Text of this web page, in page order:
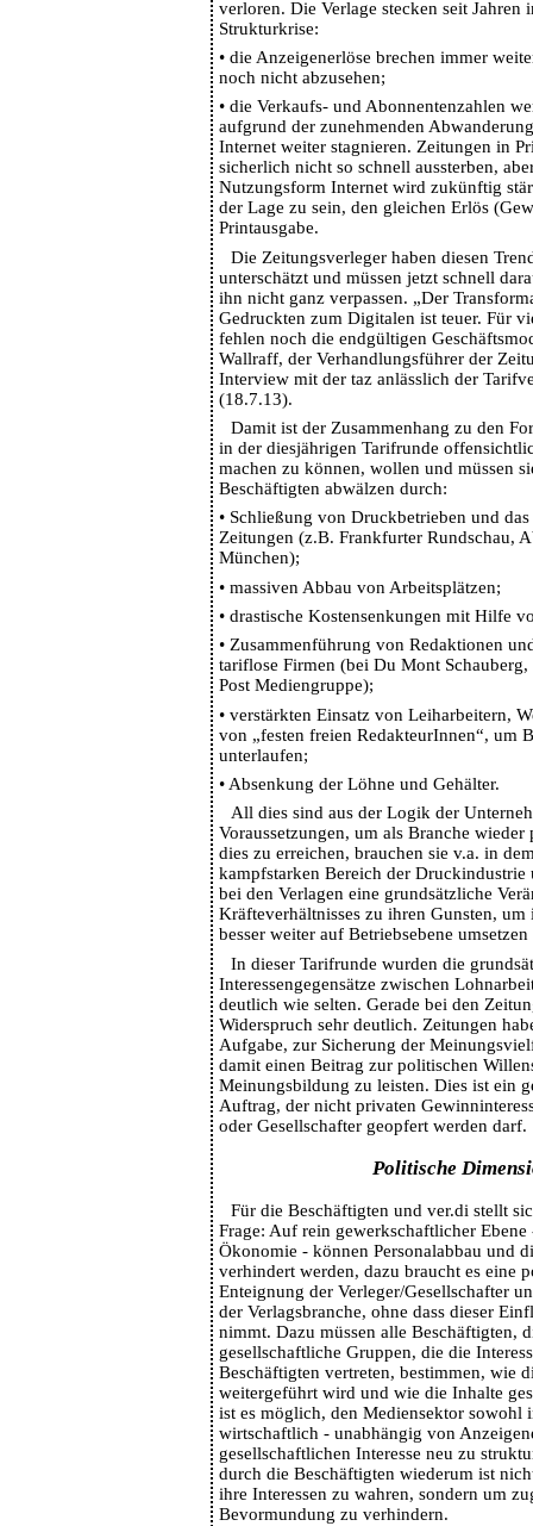
verloren. Die Verlage stecken seit Jahren
Strukturkrise:
• die Anzeigenerlöse brechen immer
noch nicht abzusehen;
• die Verkaufs- und Abonnentenzahlen
aufgrund der zunehmenden
Internet weiter stagnieren. Zeitungen in
sicherlich nicht so schnell aussterben,
Nutzungsform Internet wird zukünftig
der Lage zu sein, den gleichen Erlös
Printausgabe.
Die Zeitungsverleger haben diesen
unterschätzt und müssen jetzt schnell
ihn nicht ganz verpassen. „Der
Gedruckten zum Digitalen ist teuer. Für
fehlen noch die endgültigen
Wallraff, der Verhandlungsführer der
Interview mit der taz anlässlich der
(18.7.13).
Damit ist der Zusammenhang zu den
in der diesjährigen Tarifrunde
machen zu können, wollen und müssen
Beschäftigten abwälzen durch:
• Schließung von Druckbetrieben und
Zeitungen (z.B. Frankfurter Rundschau,
München);
• massiven Abbau von Arbeitsplätzen;
• drastische Kostensenkungen mit Hilfe
• Zusammenführung von Redaktionen
tariflose Firmen (bei Du Mont
Post Mediengruppe);
• verstärkten Einsatz von Leiharbeitern,
von „festen freien RedakteurInnen“, um
unterlaufen;
• Absenkung der Löhne und Gehälter.
All dies sind aus der Logik der
Voraussetzungen, um als Branche
dies zu erreichen, brauchen sie v.a. in
kampfstarken Bereich der
bei den Verlagen eine grundsätzliche
Kräfteverhältnisses zu ihren Gunsten,
besser weiter auf Betriebsebene
In dieser Tarifrunde wurden die
Interessengegensätze zwischen
deutlich wie selten. Gerade bei den
Widerspruch sehr deutlich. Zeitungen
Aufgabe, zur Sicherung der
damit einen Beitrag zur politischen
Meinungsbildung zu leisten. Dies ist ein
Auftrag, der nicht privaten
oder Gesellschafter geopfert werden darf.
Politische
Für die Beschäftigten und ver.di stellt
Frage: Auf rein gewerkschaftlicher Ebene
Ökonomie - können Personalabbau und
verhindert werden, dazu braucht es eine
Enteignung der Verleger/Gesellschafter
der Verlagsbranche, ohne dass dieser
nimmt. Dazu müssen alle Beschäftigten,
gesellschaftliche Gruppen, die die
Beschäftigten vertreten, bestimmen, wie
weitergeführt wird und wie die Inhalte
ist es möglich, den Mediensektor sowohl
wirtschaftlich - unabhängig von
gesellschaftlichen Interesse neu zu
durch die Beschäftigten wiederum ist
ihre Interessen zu wahren, sondern um
Bevormundung zu verhindern.